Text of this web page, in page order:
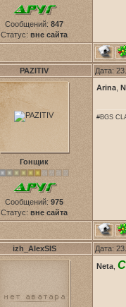
Сообщений: 847
Статус: вне сайта
PAZITIV Дата:
Гонщик
Сообщений: 975
Статус: вне сайта
Arina
#BGS
izh_AlexSIS Дата:
Neta